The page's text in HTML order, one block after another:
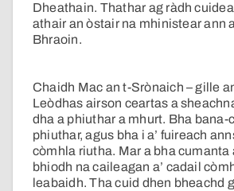
Dheathain. Thathar ag ràdh
athair an òstair na mhinistear ann
Bhraoin.
Chaidh Mac an t-Srònaich – gille
Leòdhas airson ceartas a
dha a phiuthar a mhurt. Bha bana-
phiuthar, agus bha i a’ fuireach
còmhla riutha. Mar a bha cumanta
bhiodh na caileagan a’ cadail
leabaidh. Tha cuid dhen bheachd